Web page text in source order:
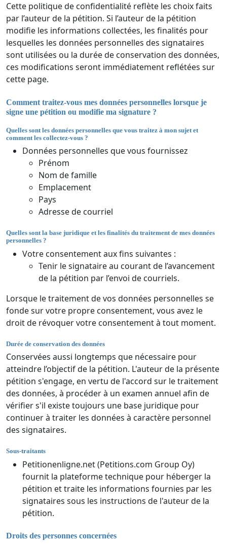
Cette politique de confidentialité reflète les choix faits
par l’auteur de la pétition. Si l’auteur de la pétition
modifie les informations collectées, les finalités pour
lesquelles les données personnelles des signataires
sont utilisées ou la durée de conservation des données,
ces modifications seront immédiatement reflétées sur
cette page.
Comment traitez-vous mes données personnelles lorsque je
signe une pétition ou modifie ma signature ?
Quelles sont les données personnelles que vous traitez à mon sujet et
comment les collectez-vous ?
Données personnelles que vous fournissez
Prénom
Nom de famille
Emplacement
Pays
Adresse de courriel
Quelles sont la base juridique et les finalités du traitement de mes données
personnelles ?
Votre consentement aux fins suivantes :
Tenir le signataire au courant de l’avancement
de la pétition par l’envoi de courriels.
Lorsque le traitement de vos données personnelles se
fonde sur votre propre consentement, vous avez le
droit de révoquer votre consentement à tout moment.
Durée de conservation des données
Conservées aussi longtemps que nécessaire pour
atteindre l’objectif de la pétition. L'auteur de la présente
pétition s'engage, en vertu de l'accord sur le traitement
des données, à procéder à un examen annuel afin de
vérifier s'il existe toujours une base juridique pour
continuer à traiter les données à caractère personnel
des signataires.
Sous-traitants
Petitionenligne.net (Petitions.com Group Oy)
fournit la plateforme technique pour héberger la
pétition et traite les informations fournies par les
signataires sous les instructions de l'auteur de la
pétition.
Droits des personnes concernées